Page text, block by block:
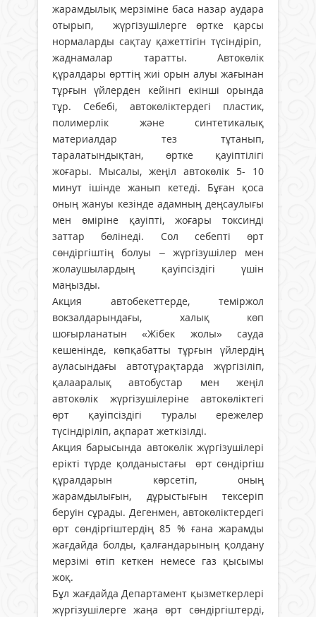
жарамдылық мерзіміне баса назар аудара
отырып, жүргізушілерге өртке қарсы
нормаларды сақтау қажеттігін түсіндіріп,
жаднамалар таратты. Автокөлік
құралдары өрттің жиі орын алуы жағынан
тұрғын үйлерден кейінгі екінші орында
тұр. Себебі, автокөліктердегі пластик,
полимерлік және синтетикалық
материалдар тез тұтанып,
таралатындықтан, өртке қауіптілігі
жоғары. Мысалы, жеңіл автокөлік 5- 10
минут ішінде жанып кетеді. Бұған қоса
оның жануы кезінде адамның деңсаулығы
мен өміріне қауіпті, жоғары токсинді
заттар бөлінеді. Сол себепті өрт
сөндіргіштің болуы – жүргізушілер мен
жолаушылардың қауіпсіздігі үшін
маңызды.
Акция автобекеттерде, теміржол
вокзалдарындағы, халық көп
шоғырланатын «Жібек жолы» сауда
кешенінде, көпқабатты тұрғын үйлердің
ауласындағы автотұрақтарда жүргізіліп,
қалааралық автобустар мен жеңіл
автокөлік жүргізушілеріне автокөліктегі
өрт қауіпсіздігі туралы ережелер
түсіндіріліп, ақпарат жеткізілді.
Акция барысында автокөлік жүргізушілері
ерікті түрде қолданыстағы өрт сөндіргіш
құралдарын көрсетіп, оның
жарамдылығын, дұрыстығын тексеріп
беруін сұрады. Дегенмен, автокөліктердегі
өрт сөндіргіштердің 85 % ғана жарамды
жағдайда болды, қалғандарының қолдану
мерзімі өтіп кеткен немесе газ қысымы
жоқ.
Бұл жағдайда Департамент қызметкерлері
жүргізушілерге жаңа өрт сөндіргіштерді,